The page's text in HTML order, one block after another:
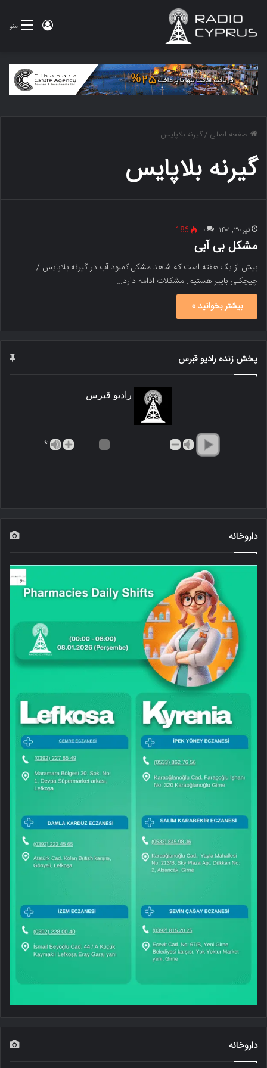
منو ورود
صفحه اصلی /گیرنه بلاپایس
گیرنه بلاپایس
تیر ۳۰, ۱۴۰۱ ۰ 186
مشکل بی آبی
بیش از یک هفته است که شاهد مشکل کمبود آب در گیرنه بلاپایس /
چیچکلی باییر هستیم. مشکلات ادامه دارد…
بیشتر بخوانید »
پخش زنده رادیو قبرس
رادیو قبرس
*
داروخانه
داروخانه